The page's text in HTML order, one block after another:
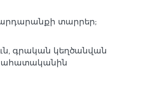
տարրեր;
գրական կեղծանվան